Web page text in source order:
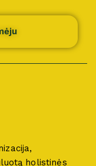
holistinės